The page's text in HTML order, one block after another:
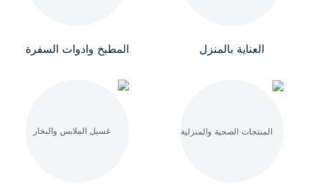
العناية بالمنزل المطبخ وادوات السفرة